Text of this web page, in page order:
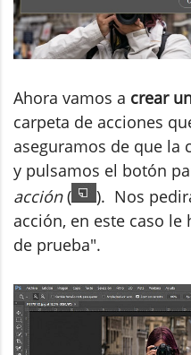
Ahora vamos a crear
carpeta de acciones
aseguramos de que la
y pulsamos el botón
acción(
). Nos
acción, en este caso
de prueba".